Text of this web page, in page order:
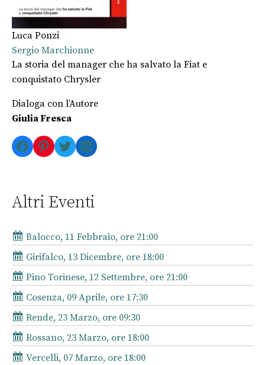
Luca Ponzi
Sergio Marchionne
La storia del manager che ha salvato la Fiat e
conquistato Chrysler
Dialoga con l’Autore
Giulia Fresca
Facebook
Pinterest
TwitterLinkedIn
Altri Eventi
Balocco, 11 Febbraio, ore 21:00
Girifalco, 13 Dicembre, ore 18:00
Pino Torinese, 12 Settembre, ore 21:00
Cosenza, 09 Aprile, ore 17:30
Rende, 23 Marzo, ore 09:30
Rossano, 23 Marzo, ore 18:00
Vercelli, 07 Marzo, ore 18:00